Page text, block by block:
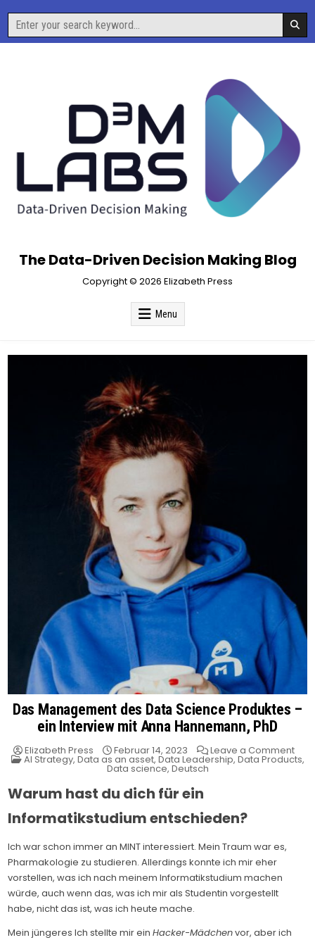
content
Search
for:
The Data-Driven Decision Making Blog
Copyright © 2026 Elizabeth Press
Menu
Das Management des Data Science Produktes –
ein Interview mit Anna Hannemann, PhD
Elizabeth Press Februar 14, 2023 Leave a Commenton
Das
Posted
AI Strategy, Data as an asset, Data Leadership, Data Products,
Data science, Deutsch
Warum hast du dich für ein
Informatikstudium entschieden?
Ich war schon immer an MINT interessiert. Mein Traum war es,
Pharmakologie zu studieren. Allerdings konnte ich mir eher
vorstellen, was ich nach meinem Informatikstudium machen
würde, auch wenn das, was ich mir als Studentin vorgestellt
habe, nicht das ist, was ich heute mache.
Mein jüngeres Ich stellte mir einHacker-Mädchenvor, aber ich